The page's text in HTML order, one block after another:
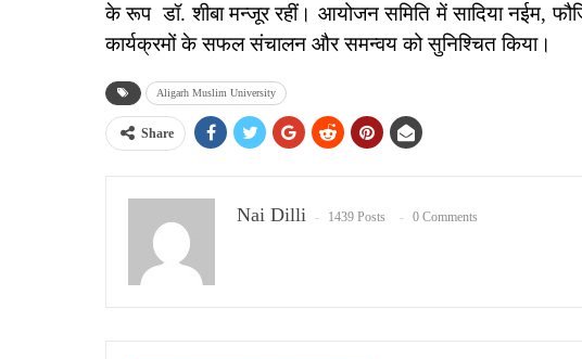
के रूप डॉ. शीबा मन्जूर रहीं। आयोजन समिति में सादिया नईम,
कार्यक्रमों के सफल संचालन और समन्वय को सुनिश्चित किया।
Aligarh Muslim University
Share
Nai Dilli 1439 Posts 0 Comments